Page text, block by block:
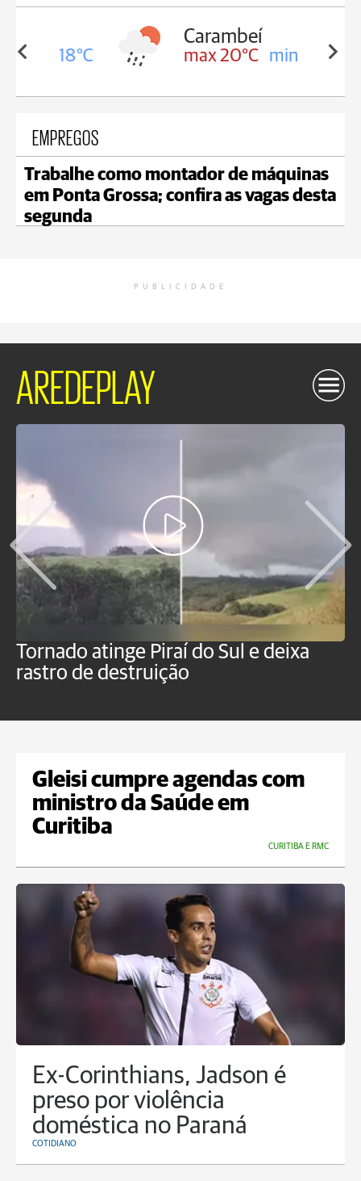
18°C
Carambeí
max 20°C min 18°C
EMPREGOS
Trabalhe como montador de máquinas
em Ponta Grossa; confira as vagas desta
segunda
PUBLICIDADE
AREDEPLAY
Tornado atinge Piraí do Sul e deixa
rastro de destruição
Gleisi cumpre agendas com
ministro da Saúde em
Curitiba
CURITIBA E RMC
Ex-Corinthians, Jadson é
preso por violência
doméstica no Paraná
COTIDIANO